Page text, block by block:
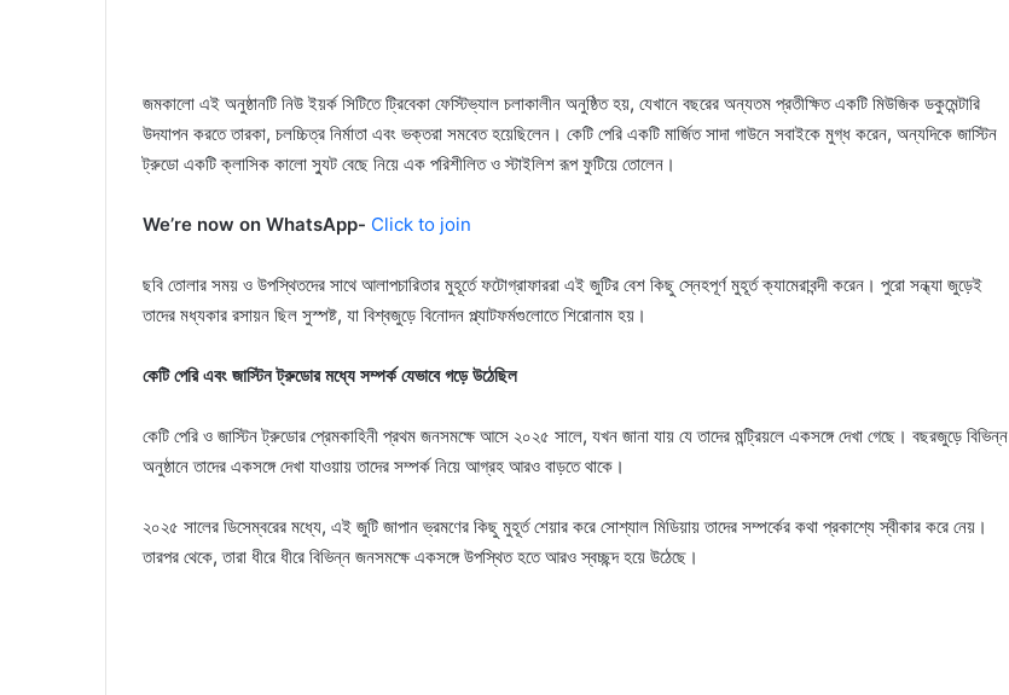
জমকালো এই অনুষ্ঠানটি নিউ ইয়র্ক সিটিতে ট্রিবেকা ফেস্টিভ্যাল চলাকালীন অনুষ্ঠিত হয়, যেখানে বছরের অন্যতম প্রতীক্ষিত একটি মিউজিক ডকুমেন্টারি
উদযাপন করতে তারকা, চলচ্চিত্র নির্মাতা এবং ভক্তরা সমবেত হয়েছিলেন। কেটি পেরি একটি মার্জিত সাদা গাউনে সবাইকে মুগ্ধ করেন, অন্যদিকে জাস্টিন
ট্রুডো একটি ক্লাসিক কালো স্যুট বেছে নিয়ে এক পরিশীলিত ও স্টাইলিশ রূপ ফুটিয়ে তোলেন।
We’re now on WhatsApp- Click to join
ছবি তোলার সময় ও উপস্থিতদের সাথে আলাপচারিতার মুহূর্তে ফটোগ্রাফাররা এই জুটির বেশ কিছু স্নেহপূর্ণ মুহূর্ত ক্যামেরাবন্দী করেন। পুরো সন্ধ্যা জুড়েই
তাদের মধ্যকার রসায়ন ছিল সুস্পষ্ট, যা বিশ্বজুড়ে বিনোদন প্ল্যাটফর্মগুলোতে শিরোনাম হয়।
কেটি পেরি এবং জাস্টিন ট্রুডোর মধ্যে সম্পর্ক যেভাবে গড়ে উঠেছিল
কেটি পেরি ও জাস্টিন ট্রুডোর প্রেমকাহিনী প্রথম জনসমক্ষে আসে ২০২৫ সালে, যখন জানা যায় যে তাদের মন্ট্রিয়লে একসঙ্গে দেখা গেছে। বছরজুড়ে বিভিন্ন
অনুষ্ঠানে তাদের একসঙ্গে দেখা যাওয়ায় তাদের সম্পর্ক নিয়ে আগ্রহ আরও বাড়তে থাকে।
২০২৫ সালের ডিসেম্বরের মধ্যে, এই জুটি জাপান ভ্রমণের কিছু মুহূর্ত শেয়ার করে সোশ্যাল মিডিয়ায় তাদের সম্পর্কের কথা প্রকাশ্যে স্বীকার করে নেয়।
তারপর থেকে, তারা ধীরে ধীরে বিভিন্ন জনসমক্ষে একসঙ্গে উপস্থিত হতে আরও স্বচ্ছন্দ হয়ে উঠেছে।